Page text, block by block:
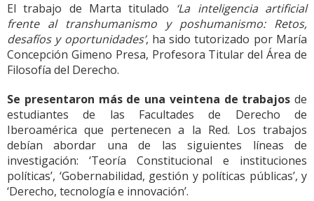
El trabajo de Marta titulado ‘La inteligencia artificial
frente al transhumanismo y poshumanismo: Retos,
desafíos y oportunidades’, ha sido tutorizado por María
Concepción Gimeno Presa, Profesora Titular del Área de
Filosofía del Derecho.
Se presentaron más de una veintena de trabajos de
estudiantes de las Facultades de Derecho de
Iberoamérica que pertenecen a la Red. Los trabajos
debían abordar una de las siguientes líneas de
investigación: ‘Teoría Constitucional e instituciones
políticas’, ‘Gobernabilidad, gestión y políticas públicas’, y
‘Derecho, tecnología e innovación’.